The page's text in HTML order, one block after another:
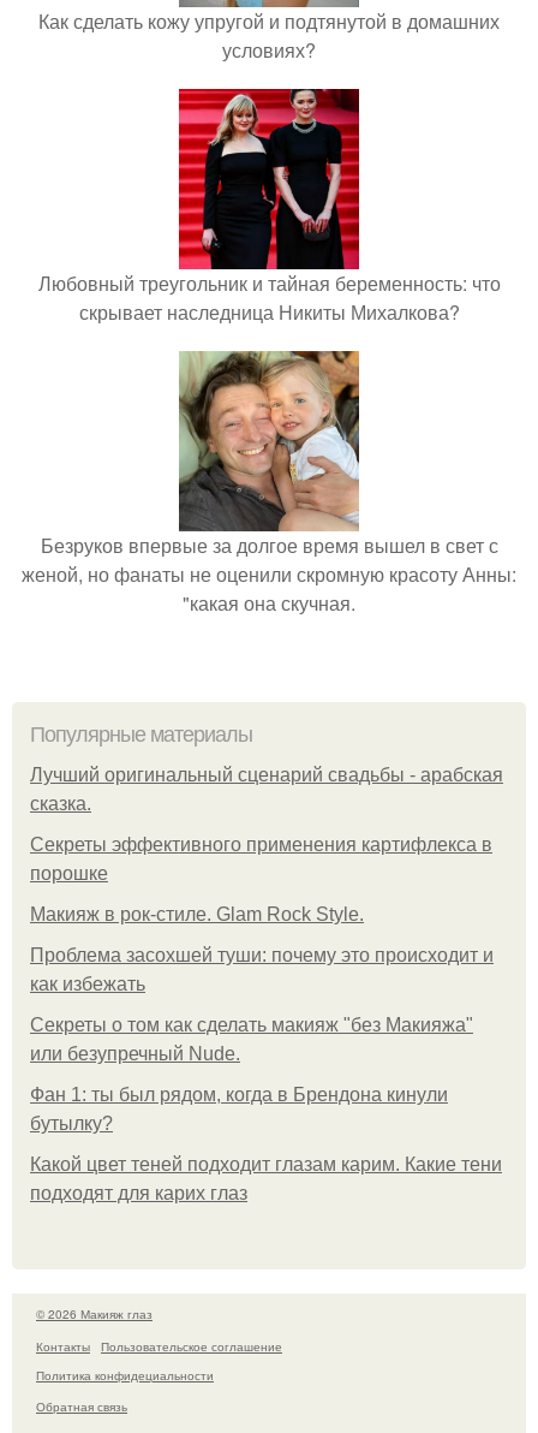
Как сделать кожу упругой и подтянутой в домашних
условиях?
Любовный треугольник и тайная беременность: что
скрывает наследница Никиты Михалкова?
Безруков впервые за долгое время вышел в свет с
женой, но фанаты не оценили скромную красоту Анны:
"какая она скучная.
Популярные материалы
Лучший оригинальный сценарий свадьбы - арабская
сказка.
Секреты эффективного применения картифлекса в
порошке
Макияж в рок-стиле. Glam Rock Style.
Проблема засохшей туши: почему это происходит и
как избежать
Секреты о том как сделать макияж "без Макияжа"
или безупречный Nude.
Фан 1: ты был рядом, когда в Брендона кинули
бутылку?
Какой цвет теней подходит глазам карим. Какие тени
подходят для карих глаз
© 2026 Макияж глаз
Контакты
Пользовательское соглашение
Политика конфидециальности
Обратная связь